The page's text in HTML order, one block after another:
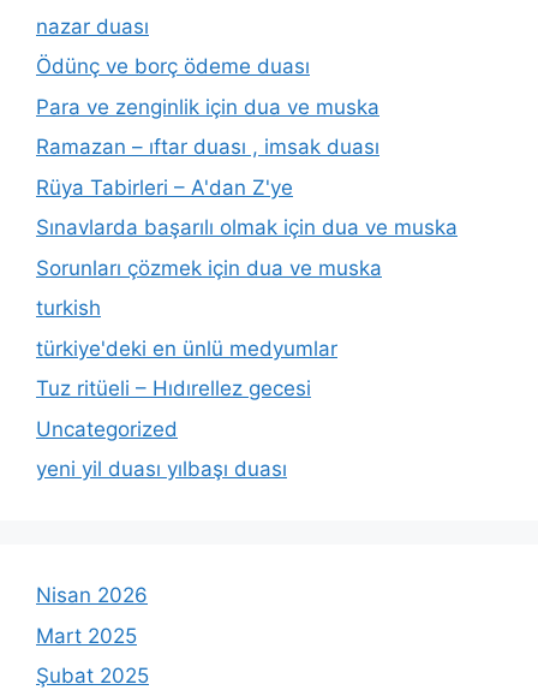
nazar duası
Ödünç ve borç ödeme duası
Para ve zenginlik için dua ve muska
Ramazan – ıftar duası , imsak duası
Rüya Tabirleri – A'dan Z'ye
Sınavlarda başarılı olmak için dua ve muska
Sorunları çözmek için dua ve muska
turkish
türkiye'deki en ünlü medyumlar
Tuz ritüeli – Hıdırellez gecesi
Uncategorized
yeni yil duası yılbaşı duası
Nisan 2026
Mart 2025
Şubat 2025